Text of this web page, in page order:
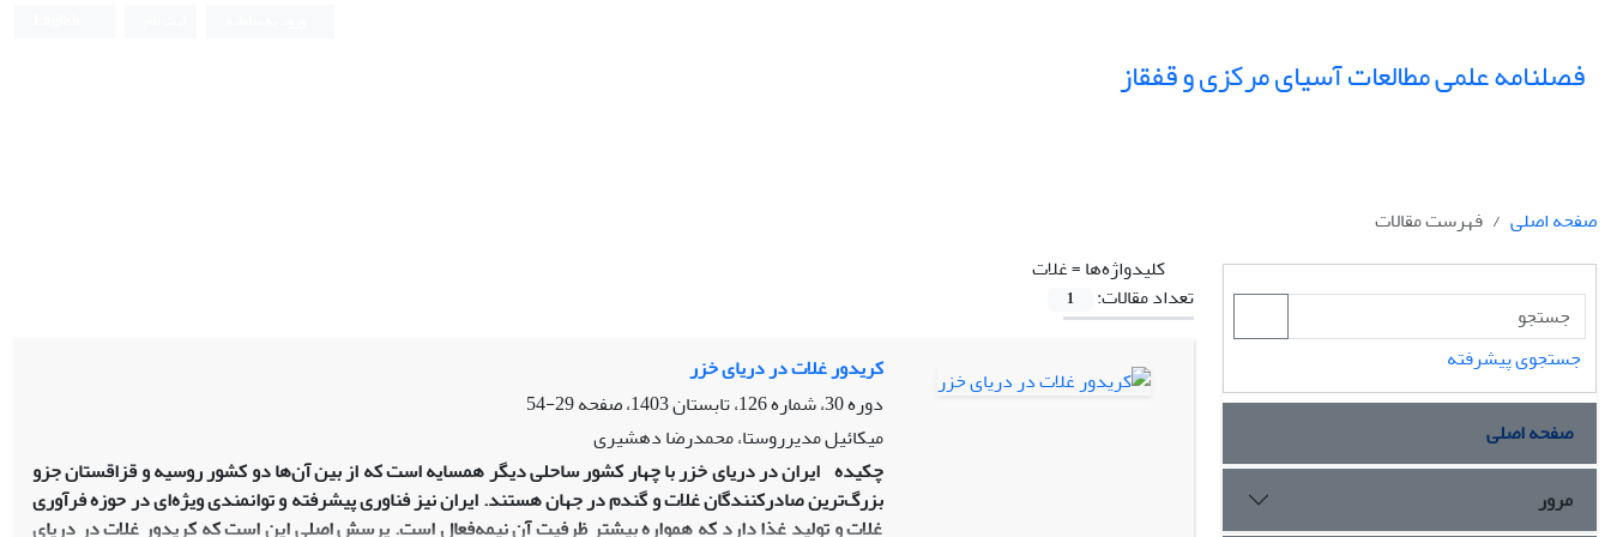
فصلنامه علمی مطالعات آسیای مرکزی و قفقاز
صفحه اصلی
فهرست مقالات
کلیدواژه‌ها =غلات
تعداد مقالات:
1
کریدور غلات در دریای خزر
دوره 30، شماره 126، تابستان 1403، صفحه
29-54
میکائیل مدیرروستا، محمدرضا دهشیری
چکیده ایران در دریای خزر با چهار کشور ساحلی دیگر همسایه است که از بین آن‌ها دو کشور روسیه و قزاقستان جزو
بزرگ‌ترین صادرکنندگان غلات و گندم در جهان هستند. ایران نیز فناوری پیشرفته و توانمندی ویژه‌ای در حوزه فرآوری
غلات و تولید غذا دارد که همواره بیشتر ظرفیت آن نیمه‌فعال است. پرسش اصلی این است که کریدور غلات در دریای
جستجوی پیشرفته
صفحه اصلی
مرور